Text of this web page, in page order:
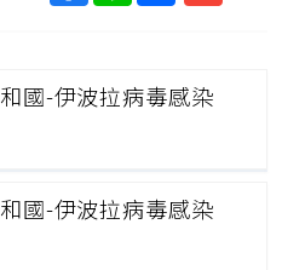
網
國-伊波拉病毒感染
國-伊波拉病毒感染